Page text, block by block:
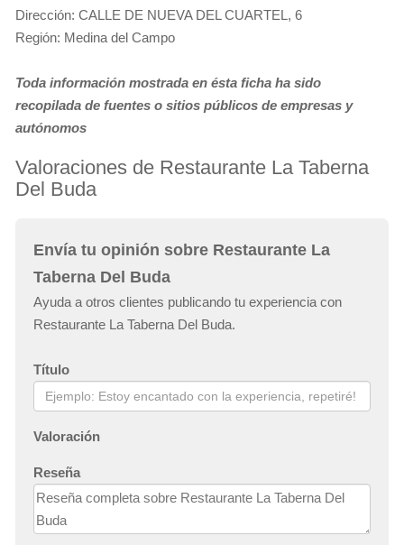
Dirección: CALLE DE NUEVA DEL CUARTEL, 6
Región: Medina del Campo
Toda información mostrada en ésta ficha ha sido
recopilada de fuentes o sitios públicos de empresas y
autónomos
Valoraciones de Restaurante La Taberna
Del Buda
Envía tu opinión sobre Restaurante La
Taberna Del Buda
Ayuda a otros clientes publicando tu experiencia con
Restaurante La Taberna Del Buda.
Título
Valoración
Reseña